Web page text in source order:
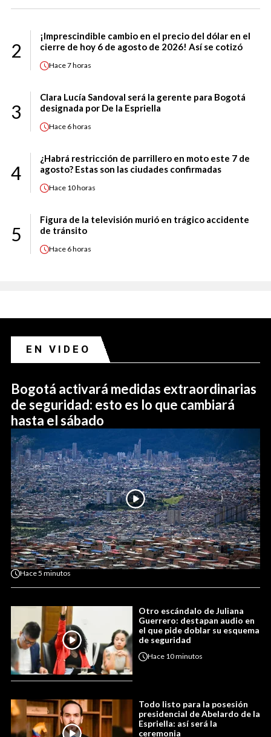
2
¡Imprescindible cambio en el precio del dólar en el
cierre de hoy 6 de agosto de 2026! Así se cotizó
Hace7 horas
3
Clara Lucía Sandoval será la gerente para Bogotá
designada por De la Espriella
Hace 6 horas
4
¿Habrá restricción de parrillero en moto este 7 de
agosto? Estas son las ciudades confirmadas
Hace 10 horas
5
Figura de la televisión murió en trágico accidente
de tránsito
Hace 6 horas
EN VIDEO
Bogotá activará medidas extraordinarias
de seguridad: esto es lo que cambiará
hasta el sábado
Hace5 minutos
Otro escándalo de Juliana
Guerrero: destapan audio en
el que pide doblar su esquema
de seguridad
Hace 10 minutos
Todo listo para la posesión
presidencial de Abelardo de la
Espriella: así será la
ceremonia